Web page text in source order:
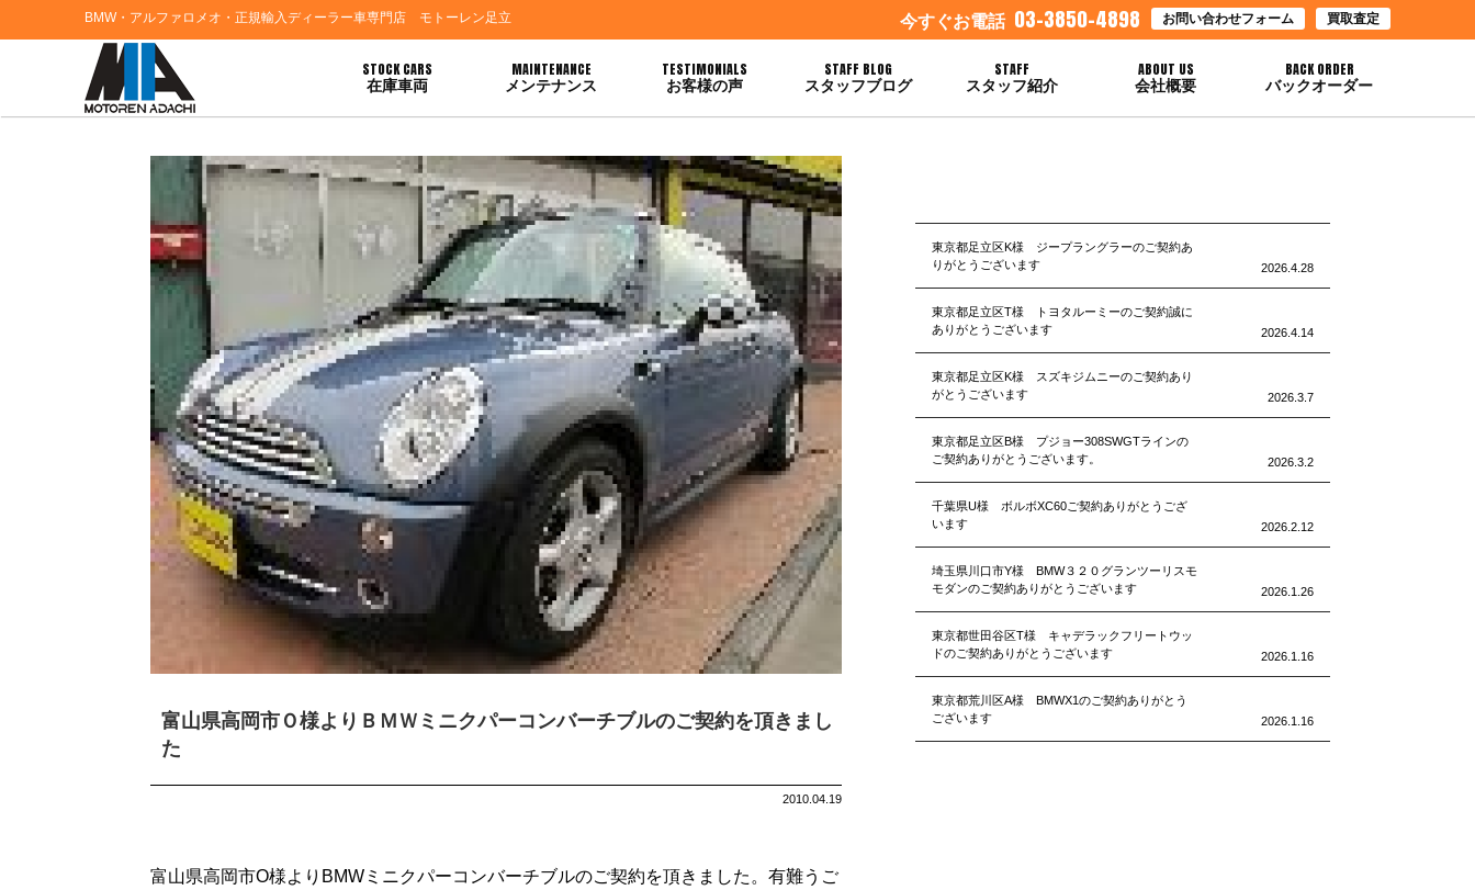
BMW・アルファロメオ・正規輸入ディーラー車専門店 モトーレン足立 今すぐお電話 03-3850-4898 お問い合わせフォーム 買取査定
STOCK CARS
在庫車両
MAINTENANCE
メンテナンス
TESTIMONIALS
お客様の声
STAFF BLOG
スタッフブログ
STAFF
スタッフ紹介
ABOUT US
会社概要
BACK ORDER
バックオーダー
HOME>ブログ一覧> 富山県高岡市Ｏ様よりＢＭＷミニクパーコンバーチブルのご契約を頂きました
富山県高岡市Ｏ様よりＢＭＷミニクパーコンバーチブルのご契約を頂きまし
た
2010.04.19
富山県高岡市O様よりBMWミニクパーコンバーチブルのご契約を頂きました。有難うご
東京都足立区K様 ジープラングラーのご契約あ
りがとうございます
2026.4.28
東京都足立区T様 トヨタルーミーのご契約誠に
ありがとうございます
2026.4.14
東京都足立区K様 スズキジムニーのご契約あり
がとうございます
2026.3.7
東京都足立区B様 プジョー308SWGTラインの
ご契約ありがとうございます。
2026.3.2
千葉県U様 ボルボXC60ご契約ありがとうござ
います
2026.2.12
埼玉県川口市Y様 BMW３２０グランツーリスモ
モダンのご契約ありがとうございます
2026.1.26
東京都世田谷区T様 キャデラックフリートウッ
ドのご契約ありがとうございます
2026.1.16
東京都荒川区A様 BMWX1のご契約ありがとう
ございます
2026.1.16